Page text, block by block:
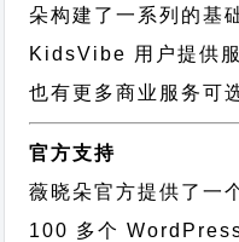
朵构建了一系列的基
KidsVibe 用户提供
也有更多商业服务可
官方支持
薇晓朵官方提供了一
100 多个